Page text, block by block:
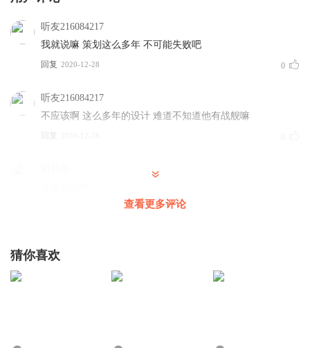
听友216084217
我就说嘛 策划这么多年 不可能失败吧
回复 2020-12-28 0
听友216084217
不应该啊 这么多年的设计 难道不知道他有战舰嘛
回复
查看更多评论
猜你喜欢